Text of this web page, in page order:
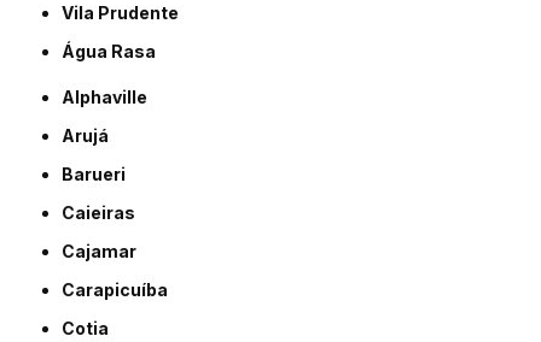
Vila Prudente
Água Rasa
Alphaville
Arujá
Barueri
Caieiras
Cajamar
Carapicuíba
Cotia